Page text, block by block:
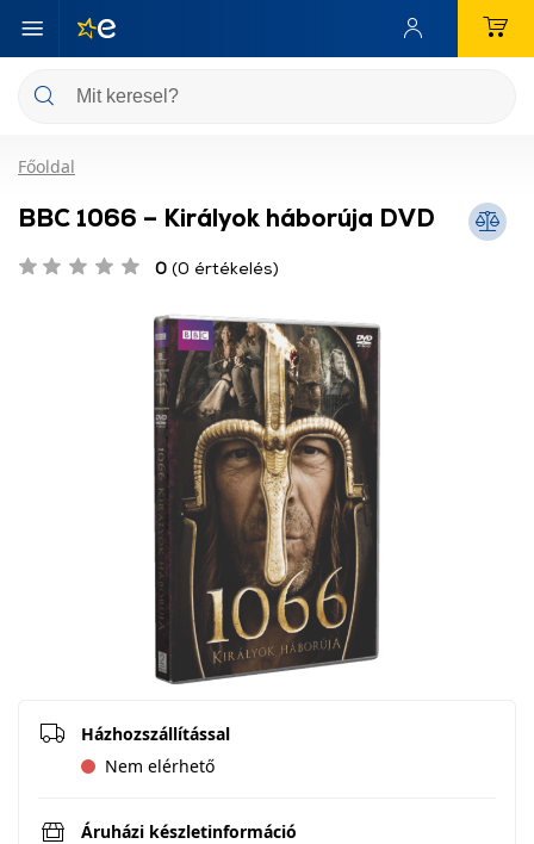
Főoldal
BBC 1066 – Királyok háborúja DVD
0 (0 értékelés)
Házhozszállítással
Nem elérhető
Áruházi készletinformáció